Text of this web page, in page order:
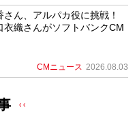
ん、アルパカ役に挑戦！
衣織さんがソフトバンクCM
CMニュース 2026.08.03